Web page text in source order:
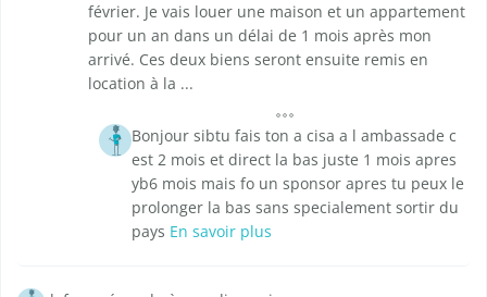
février. Je vais louer une maison et un appartement
pour un an dans un délai de 1 mois après mon
arrivé. Ces deux biens seront ensuite remis en
location à la ...
Bonjour sibtu fais ton a cisa a l ambassade c
est 2 mois et direct la bas juste 1 mois apres
yb6 mois mais fo un sponsor apres tu peux le
prolonger la bas sans specialement sortir du
pays En savoir plus